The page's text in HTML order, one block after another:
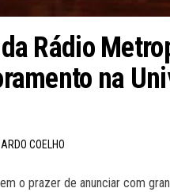
Rádio
na
COELHO
o prazer de anunciar com